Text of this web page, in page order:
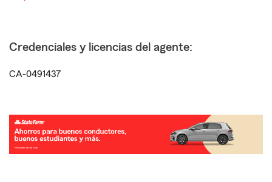
Credenciales y licencias del agente:
CA-0491437